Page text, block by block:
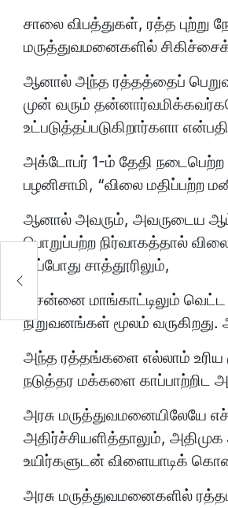
சாலை விபத்துகள், ரத்த
மருத்துவமனைகளில்
ஆனால் அந்த ரத்தத்தைப்
முன் வரும்
உட்படுத்தப்படுகிறார்களா
அக்டோபர் 1-ம் தேதி நடைபெற்ற
பழனிசாமி, “விலை மதிப்பற்ற
ஆனால் அவரும், அவருடைய
பொறுப்பற்ற நிர்வாகத்தால்
இப்போது சாத்தூரிலும்,
சென்னை மாங்காட்டிலும்
நிறுவனங்கள் மூலம்
அந்த ரத்தங்களை எல்லாம் உரிய
நடுத்தர மக்களை காப்பாற்றிட
அரசு மருத்துவமனையிலேயே
அதிர்ச்சியளித்தாலும்,
உயிர்களுடன் விளையாடிக்
அரசு மருத்துவமனைகளில்